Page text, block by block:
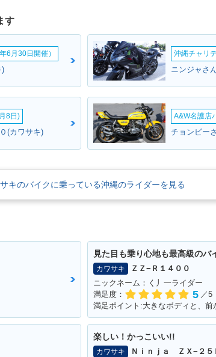
す
6月30日開催）
)
沖縄チャリ
ニンジャさ
8日)
(カワサキ)
A&W名護店
チョンビー
キのバイクに乗っている沖縄のライダーを見る
見た目も乗り心地も最高級のバ
カワサキ
ＺＺ−Ｒ１４００
ニックネーム：く丿一ライダー
満足度：
5 ／5
楽しい！かっこいい!!
カワサキ
Ｎｉｎｊａ ＺＸ−２５